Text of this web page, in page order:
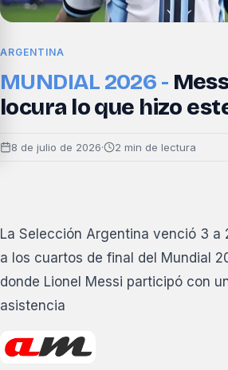
ARGENTINA
MUNDIAL 2026 -
locura lo que hizo
8 de julio de 2026· 2 min de lectura
La Selección Argentina venció 3 a
a los cuartos de final del Mundial
donde Lionel Messi participó con
asistencia